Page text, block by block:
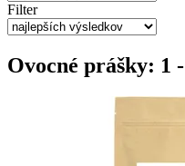
Filter
Ovocné prášky: 1